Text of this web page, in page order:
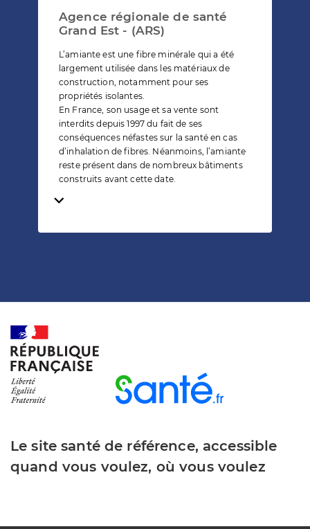
Agence régionale de santé
Grand Est - (ARS)
L’amiante est une fibre minérale qui a été
largement utilisée dans les matériaux de
construction, notamment pour ses
propriétés isolantes.
En France, son usage et sa vente sont
interdits depuis 1997 du fait de ses
conséquences néfastes sur la santé en cas
d’inhalation de fibres. Néanmoins, l’amiante
reste présent dans de nombreux bâtiments
construits avant cette date.
Temps de lecture
Le site santé de référence, accessible
quand vous voulez, où vous voulez